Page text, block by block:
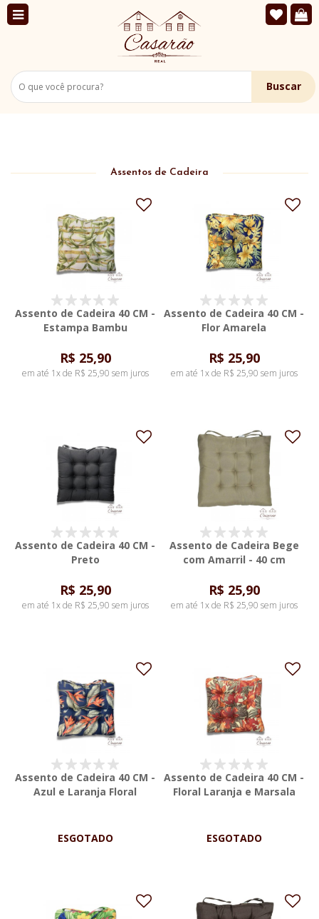
Buscar
Assentos de Cadeira
Assento de Cadeira 40 CM -
Estampa Bambu
R$ 25,90
em até 1x de R$ 25,90 sem juros
Assento de Cadeira 40 CM -
Flor Amarela
R$ 25,90
em até 1x de R$ 25,90 sem juros
Assento de Cadeira 40 CM -
Preto
R$ 25,90
em até 1x de R$ 25,90 sem juros
Assento de Cadeira Bege
com Amarril - 40 cm
R$ 25,90
em até 1x de R$ 25,90 sem juros
Assento de Cadeira 40 CM -
Azul e Laranja Floral
ESGOTADO
Assento de Cadeira 40 CM -
Floral Laranja e Marsala
ESGOTADO